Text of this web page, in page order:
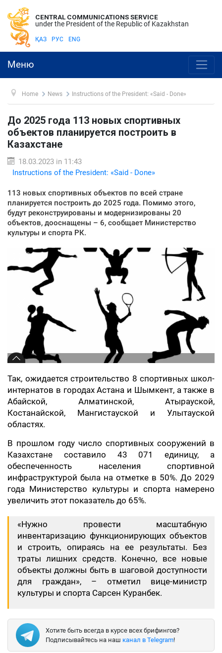
CENTRAL COMMUNICATIONS SERVICE
under the President of the Republic of Kazakhstan
ҚАЗ РУС ENG
Меню
Home News Instructions of the President: «Said - Done»
До 2025 года 113 новых спортивных
объектов планируется построить в
Казахстане
18.03.2023 in 11:43
Instructions of the President: «Said - Done»
113 новых спортивных объектов по всей стране
планируется построить до 2025 года. Помимо этого,
будут реконструированы и модернизированы 20
объектов, дооснащены – 6, сообщает Министерство
культуры и спорта РК.
Так, ожидается строительство 8 спортивных школ-
интернатов в городах Астана и Шымкент, а также в
Абайской, Алматинской, Атырауской,
Костанайской, Мангистауской и Улытауской
областях.
В прошлом году число спортивных сооружений в
Казахстане составило 43 071 единицу, а
обеспеченность населения спортивной
инфраструктурой была на отметке в 50%. До 2029
года Министерство культуры и спорта намерено
увеличить этот показатель до 65%.
«Нужно провести масштабную
инвентаризацию функционирующих объектов
и строить, опираясь на ее результаты. Без
траты лишних средств. Конечно, все новые
объекты должны быть в шаговой доступности
для граждан»,
– отметил вице-министр
культуры и спорта Сарсен Куранбек.
Хотите быть всегда в курсе всех брифингов?
Подписывайтесь на наш канал в Telegram!